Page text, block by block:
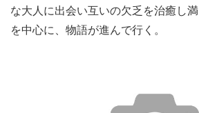
な大人に出会い互いの欠乏を治癒し
を中心に、物語が進んで行く。